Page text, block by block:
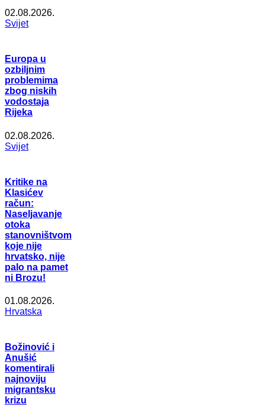
02.08.2026.
Svijet
Europa u
ozbiljnim
problemima
zbog niskih
vodostaja
Rijeka
02.08.2026.
Svijet
Kritike na
Klasićev
račun:
Naseljavanje
otoka
stanovništvom
koje nije
hrvatsko, nije
palo na pamet
ni Brozu!
01.08.2026.
Hrvatska
Božinović i
Anušić
komentirali
najnoviju
migrantsku
krizu